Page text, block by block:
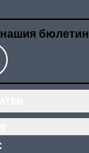
бюлетин